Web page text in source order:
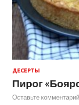
ДЕСЕРТЫ
Пирог
Оставьте комментарий